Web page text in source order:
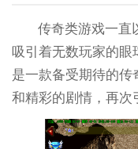
传奇类游戏一直
吸引着无数玩家的眼
是一款备受期待的
和精彩的剧情，再次